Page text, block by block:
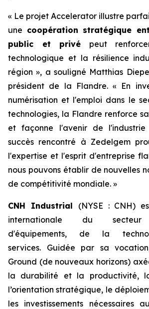
« Le projet Accelerator illustre
une coopération stratégique
public et privé peut
technologique et la résilience
région », a souligné Matthias
président de la Flandre. « En
numérisation et l'emploi dans le
technologies, la Flandre renforce
et façonne l'avenir de l'industrie
succès rencontré à Zedelgem
l'expertise et l'esprit d'entreprise
nous pouvons établir de nouvelles
de compétitivité mondiale. »
CNH Industrial (NYSE : CNH)
internationale du
d'équipements, de la
services. Guidée par sa
Ground (de nouveaux horizons)
la durabilité et la productivité,
l’orientation stratégique, le
les investissements nécessaires